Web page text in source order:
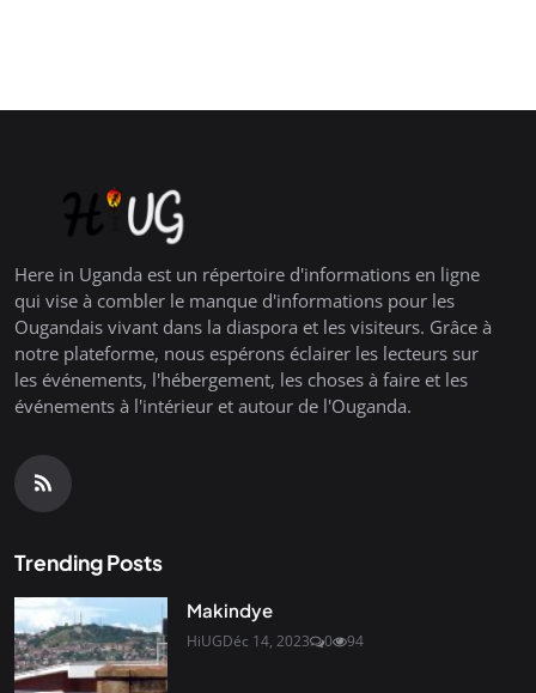
Here in Uganda est un répertoire d'informations en ligne
qui vise à combler le manque d'informations pour les
Ougandais vivant dans la diaspora et les visiteurs. Grâce à
notre plateforme, nous espérons éclairer les lecteurs sur
les événements, l'hébergement, les choses à faire et les
événements à l'intérieur et autour de l'Ouganda.
Trending Posts
Makindye
HiUGDéc 14, 2023 0 94